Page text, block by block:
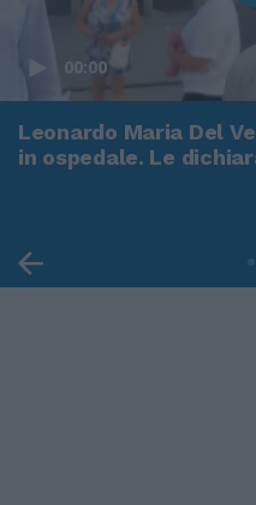
00:00
Leonardo Maria Del
in ospedale. Le